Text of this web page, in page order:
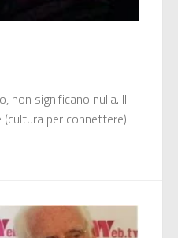
non significano nulla. Il
per connettere)